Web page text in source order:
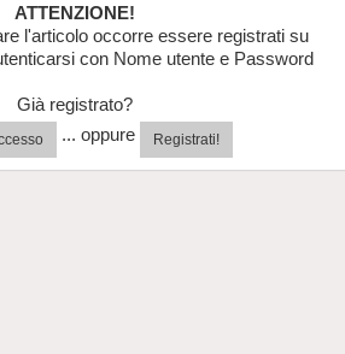
ATTENZIONE!
l'articolo occorre essere registrati su
con Nome utente e Password
Già registrato?
... oppure Registrati!